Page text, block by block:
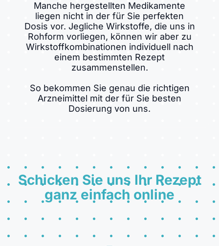
Manche hergestellten Medikamente
liegen nicht in der für Sie perfekten
Dosis vor. Jegliche Wirkstoffe, die uns in
Rohform vorliegen, können wir aber zu
Wirkstoffkombinationen individuell nach
einem bestimmten Rezept
zusammenstellen.
So bekommen Sie genau die richtigen
Arzneimittel mit der für Sie besten
Dosierung von uns.
Schicken Sie uns Ihr Rezept
ganz einfach online